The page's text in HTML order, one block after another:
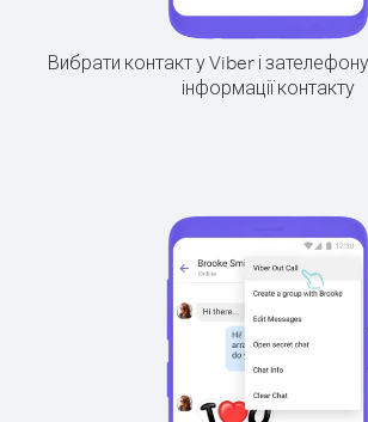
Вибрати контакт у Viber і
інформації контакту